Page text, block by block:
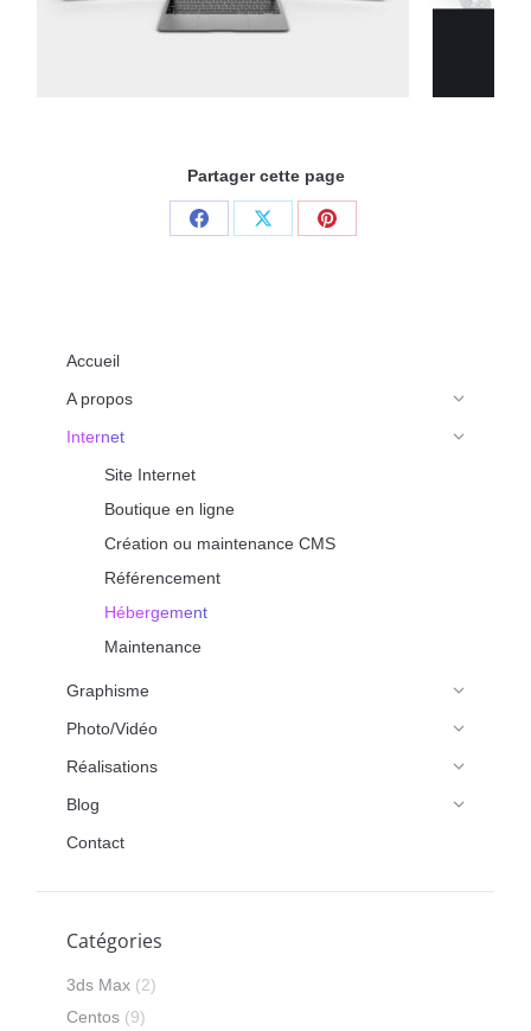
Partager cette page
Share
Share
Share
Accueil
A propos
Internet
Site Internet
Boutique en ligne
Création ou maintenance CMS
Référencement
Hébergement
Maintenance
Graphisme
Photo/Vidéo
Réalisations
Blog
Contact
Catégories
3ds Max (2)
Centos (9)